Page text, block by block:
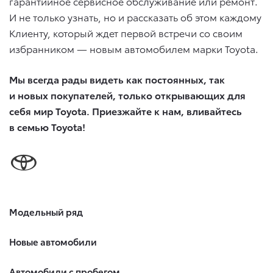
И не только узнать, но и рассказать об этом каждому
Клиенту, который ждет первой встречи со своим
избранником — новым автомобилем марки Toyota.
Мы всегда рады видеть как постоянных, так
и новых покупателей, только открывающих для
себя мир Toyota. Приезжайте к нам, вливайтесь
в семью Toyota!
Модельный ряд
Новые автомобили